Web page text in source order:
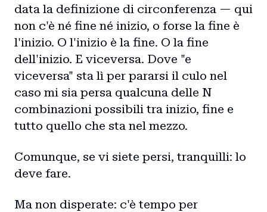
data la definizione di circonferenza — qui
non c'è né fine né inizio, o forse la fine è
l'inizio. O l'inizio è la fine. O la fine
dell'inizio. E viceversa. Dove "e
viceversa" sta lì per pararsi il culo nel
caso mi sia persa qualcuna delle N
combinazioni possibili tra inizio, fine e
tutto quello che sta nel mezzo.
Comunque, se vi siete persi, tranquilli: lo
deve fare.
Ma non disperate: c'è tempo per